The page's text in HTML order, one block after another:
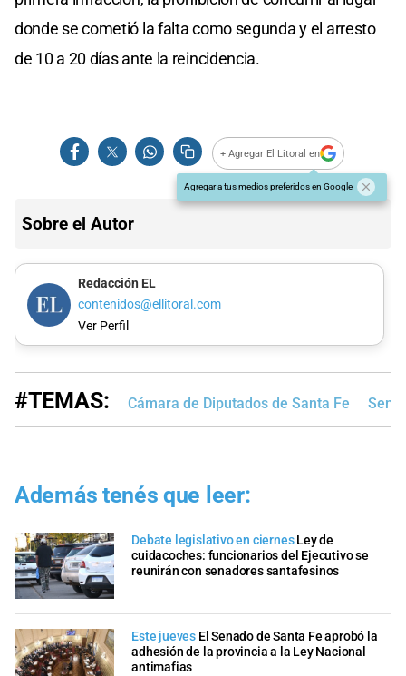
donde se cometió la falta como segunda y el arresto
de 10 a 20 días ante la reincidencia.
+ Agregar El Litoral en
Agregar a tus medios preferidos en Google
Sobre el Autor
Redacción EL
contenidos@ellitoral.com
Ver Perfil
#TEMAS: Cámara de Diputados de Santa Fe
Además tenés que leer:
Debate legislativo en ciernes Ley de
cuidacoches: funcionarios del Ejecutivo se
reunirán con senadores santafesinos
Este jueves El Senado de Santa Fe aprobó la
adhesión de la provincia a la Ley Nacional
antimafias